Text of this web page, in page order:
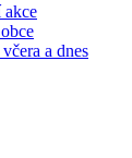
a dnes